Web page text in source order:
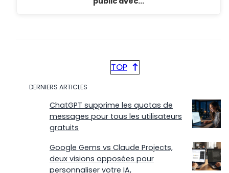
TOP
DERNIERS ARTICLES
ChatGPT supprime les quotas de
messages pour tous les utilisateurs
gratuits
Google Gems vs Claude Projects,
deux visions opposées pour
personnaliser votre IA,